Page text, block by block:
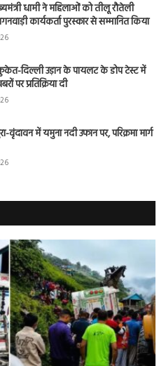
धामी ने महिलाओं को तीलू रौतेली
कार्यकर्ता पुरस्कार से सम्मानित किया
दिल्ली उड़ान के पायलट के डोप टेस्ट में
पर प्रतिक्रिया दी
वृंदावन में यमुना नदी उफान पर, परिक्रमा मार्ग